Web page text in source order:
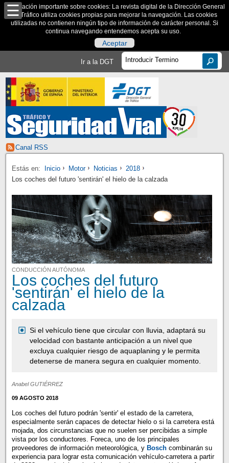
Información importante sobre cookies: La revista digital de la Dirección General
de Tráfico utiliza cookies propias para mejorar la navegación. Las cookies
utilizadas no contienen ningún tipo de información de carácter personal. Si
continua navegando entendemos acepta su uso.
Aceptar
Ir a la DGT
Canal RSS
Estás en: Inicio Motor Noticias
2018
Los coches del futuro 'sentirán' el hielo de la calzada
CONDUCCIÓN AUTÓNOMA
Los coches del futuro
'sentirán' el hielo de la
calzada
Si el vehículo tiene que circular con lluvia, adaptará su
velocidad con bastante anticipación a un nivel que
excluya cualquier riesgo de aquaplaning y le permita
detenerse de manera segura en cualquier momento.
Anabel GUTIÉRREZ
09 AGOSTO 2018
Los coches del futuro podrán 'sentir' el estado de la carretera,
especialmente serán capaces de detectar hielo o si la carretera está
mojada, dos circunstancias que no suelen ser percibidas a simple
vista por los conductores. Foreca, uno de los principales
proveedores de información meteorológica, y Boschcombinarán su
experiencia para lograr esta comunicación vehículo-carretera a partir